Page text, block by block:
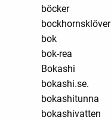
böcker
bockhornsklöver
bok
bok-rea
Bokashi
bokashi.se.
bokashitunna
bokashivatten